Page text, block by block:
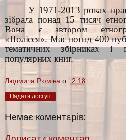
У 1971-2013 роках
зібрала понад 15 тисяч
Вона є автором
«Полісся». Має понад 400
тематичних збірниках і
популярних книг.
Людмила Рюміна о 12:18
Надати доступ
Немає коментарів: